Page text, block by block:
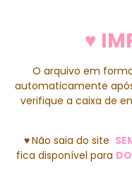
♥
O arquivo em
automaticamente
verifique a caixa de
♥Não saia do site
fica disponível para